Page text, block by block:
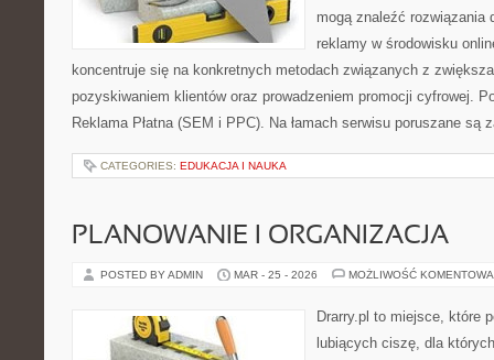
mogą znaleźć rozwiązania
reklamy w środowisku
koncentruje się na konkretnych metodach związanych z
pozyskiwaniem klientów oraz prowadzeniem promocji cyfrowej.
Reklama Płatna (SEM i PPC). Na łamach serwisu poruszane
CATEGORIES: EDUKACJA I NAUKA
PLANOWANIE I ORGANIZACJA
POSTED BY ADMIN MAR - 25 - 2026 MOŻLIWOŚĆ
Drarry.pl to miejsce, które
lubiących ciszę, dla